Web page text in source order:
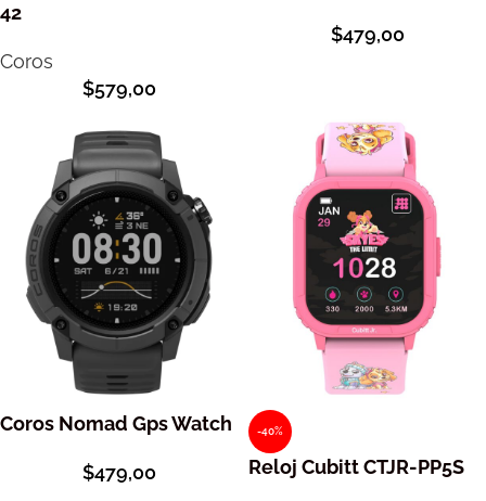
42
Coros
$579,00
$479,00
Coros Nomad Gps Watch
$479,00
-40%
Reloj Cubitt CTJR-PP5S